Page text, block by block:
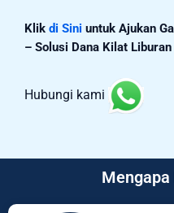
Klik di Sini untuk Ajukan
– Solusi Dana Kilat
Hubungi kami
Mengapa